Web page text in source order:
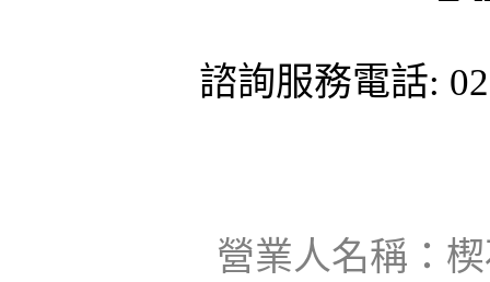
諮詢服務電話:
營業人名稱：